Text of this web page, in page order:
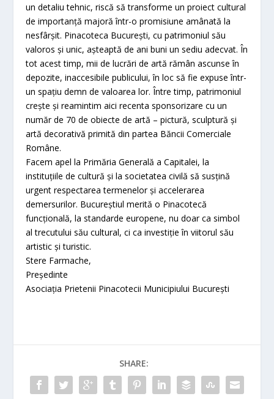
un detaliu tehnic, riscă să transforme un proiect cultural
de importanță majoră într-o promisiune amânată la
nesfârșit. Pinacoteca București, cu patrimoniul său
valoros și unic, așteaptă de ani buni un sediu adecvat. În
tot acest timp, mii de lucrări de artă rămân ascunse în
depozite, inaccesibile publicului, în loc să fie expuse într-
un spațiu demn de valoarea lor. Între timp, patrimoniul
crește și reamintim aici recenta sponsorizare cu un
număr de 70 de obiecte de artă – pictură, sculptură și
artă decorativă primită din partea Băncii Comerciale
Române.
Facem apel la Primăria Generală a Capitalei, la
instituțiile de cultură și la societatea civilă să susțină
urgent respectarea termenelor și accelerarea
demersurilor. Bucureștiul merită o Pinacotecă
funcțională, la standarde europene, nu doar ca simbol
al trecutului său cultural, ci ca investiție în viitorul său
artistic și turistic.
Stere Farmache,
Președinte
Asociația Prietenii Pinacotecii Municipiului București
SHARE: